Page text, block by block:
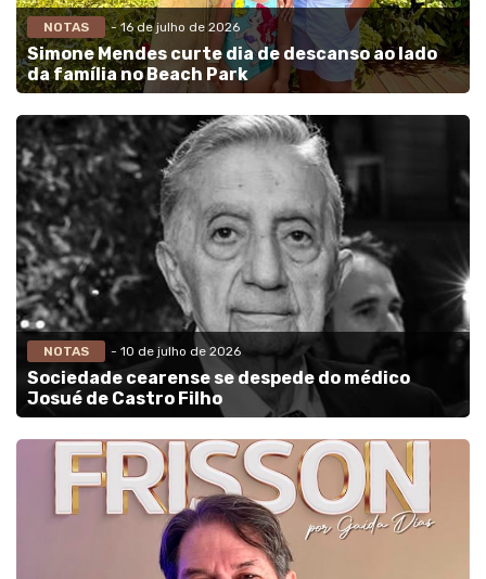
NOTAS - 16 de julho de 2026
Simone Mendes curte dia de descanso ao lado
da família no Beach Park
NOTAS - 10 de julho de 2026
Sociedade cearense se despede do médico
Josué de Castro Filho